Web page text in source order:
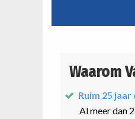
Waarom
Ruim 25
Al meer dan